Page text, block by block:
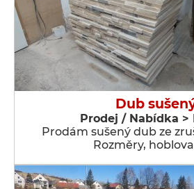
Dub
Prodej / Nabídka >
Prodám sušený dub ze
Rozměry,